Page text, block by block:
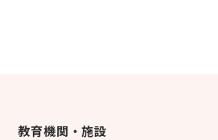
教育機関・施設